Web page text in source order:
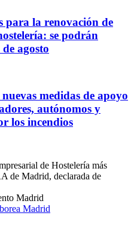
para la renovación de
se podrán
agosto
medidas de apoyo
autónomos y
los incendios
de Hostelería más
de Madrid, declarada de